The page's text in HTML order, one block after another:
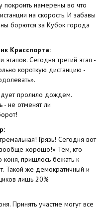
покроить намерены во что
на скорость. И забавы
борются за Кубок города
Красспорта:
этапов. Сегодня третий этап -
короткую дистанцию -
пролило дождем.
- не отменят ли
Грязь! Сегодня вот
хорошо!» Тем, кто
пришлось бежать к
Такой же демократичный и
лишь 20%
Принять участие могут все